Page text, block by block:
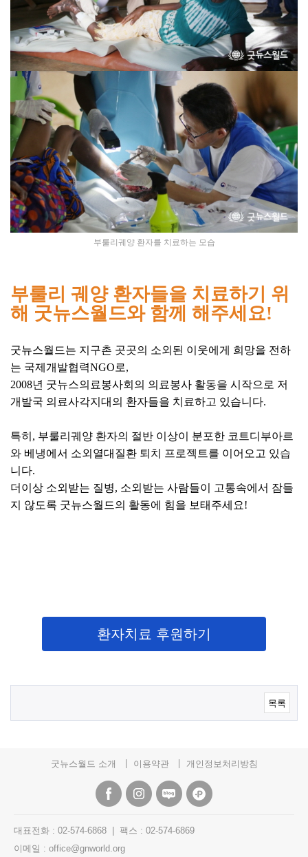
부룰리궤양 환자를 치료하는 모습
부룰리 궤양 환자들을 치료하기 위
해 굿뉴스월드와 함께 해주세요!
굿뉴스월드는 지구촌 곳곳의 소외된 이웃에게 희망을 전하
는 국제개발협력NGO로,
2008년 굿뉴스의료봉사회의 의료봉사 활동을 시작으로 저
개발국 의료사각지대의 환자들을 치료하고 있습니다.
특히, 부룰리궤양 환자의 절반 이상이 분포한 코트디부아르
와 베냉에서 소외열대질환 퇴치 프로젝트를 이어오고 있습
니다.
더이상 소외받는 질병, 소외받는 사람들이 고통속에서 잠들
지 않도록 굿뉴스월드의 활동에 힘을 보태주세요!
환자치료 후원하기
목록
굿뉴스월드 소개 이용약관 개인정보처리방침
대표전화 : 02-574-6868 | 팩스 : 02-574-6869
이메일 : office@gnworld.org